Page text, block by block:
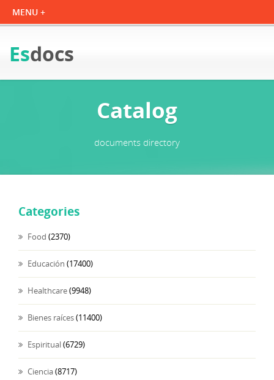
Esdocs
Catalog
documents directory
Categories
Food (2370)
Educación (17400)
Healthcare(9948)
Bienes raíces(11400)
Espiritual(6729)
Ciencia(8717)